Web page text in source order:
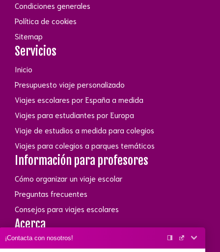
Condiciones generales
Política de cookies
Sitemap
Servicios
Inicio
Presupuesto viaje personalizado
Viajes escolares por España a medida
Viajes para estudiantes por Europa
Viaje de estudios a medida para colegios
Viajes para colegios a parques temáticos
Información para profesores
Cómo organizar un viaje escolar
Preguntas frecuentes
Consejos para viajes escolares
Acerca
Conócenos
¡Contacta con nosotros!